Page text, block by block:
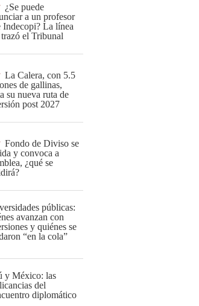
¿Se puede
a un profesor
Indecopi? La línea
el Tribunal
La Calera, con 5.5
de gallinas,
su nueva ruta de
post 2027
Fondo de Diviso se
y convoca a
¿qué se
públicas:
avanzan con
y quiénes se
“en la cola”
y México: las
del
diplomático